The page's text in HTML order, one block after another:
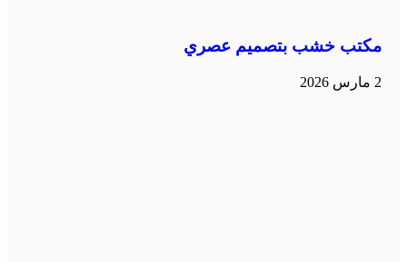
مكتب خشب بتصميم عصري
2 مارس 2026